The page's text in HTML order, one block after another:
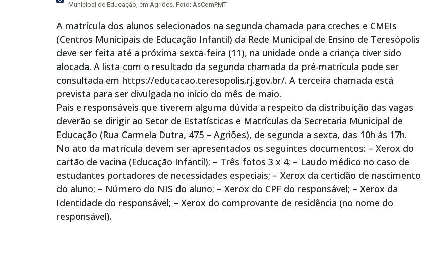
Municipal de Educação, em Agriões. Foto: AsComPMT
A matrícula dos alunos selecionados na segunda chamada para creches e CMEIs
(Centros Municipais de Educação Infantil) da Rede Municipal de Ensino de Teresópolis
deve ser feita até a próxima sexta-feira (11), na unidade onde a criança tiver sido
alocada. A lista com o resultado da segunda chamada da pré-matrícula pode ser
consultada em https://educacao.teresopolis.rj.gov.br/. A terceira chamada está
prevista para ser divulgada no início do mês de maio.
Pais e responsáveis que tiverem alguma dúvida a respeito da distribuição das vagas
deverão se dirigir ao Setor de Estatísticas e Matrículas da Secretaria Municipal de
Educação (Rua Carmela Dutra, 475 – Agriões), de segunda a sexta, das 10h às 17h.
No ato da matrícula devem ser apresentados os seguintes documentos: – Xerox do
cartão de vacina (Educação Infantil); – Três fotos 3 x 4; – Laudo médico no caso de
estudantes portadores de necessidades especiais; – Xerox da certidão de nascimento
do aluno; – Número do NIS do aluno; – Xerox do CPF do responsável; – Xerox da
Identidade do responsável; – Xerox do comprovante de residência (no nome do
responsável).